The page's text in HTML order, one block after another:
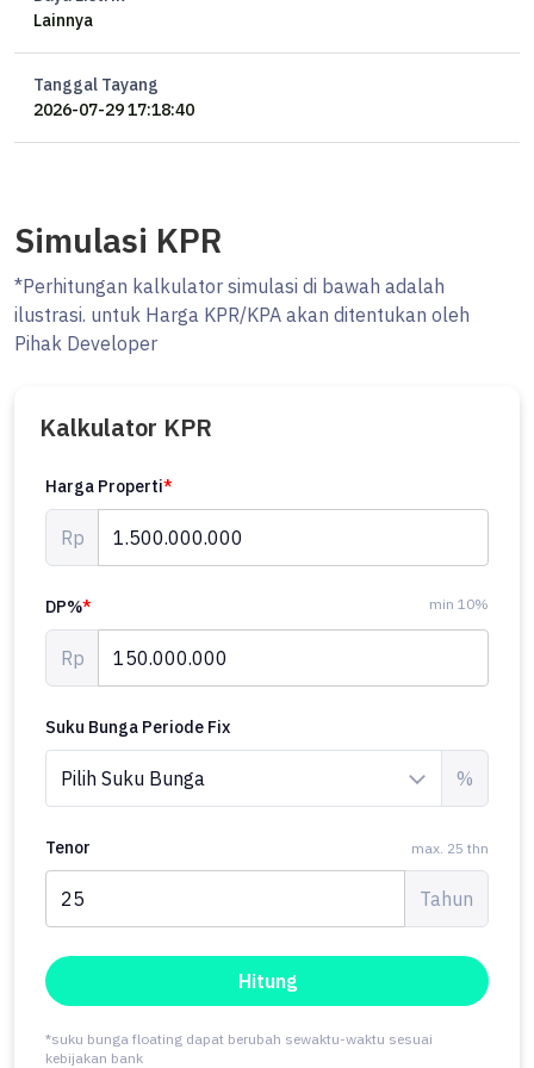
Lainnya
Tanggal Tayang
2026-07-29 17:18:40
Simulasi KPR
*Perhitungan kalkulator simulasi di bawah adalah
ilustrasi. untuk Harga KPR/KPA akan ditentukan oleh
Pihak Developer
Kalkulator KPR
Harga Properti*
Rp
DP%* min 10%
Rp
Suku Bunga Periode Fix
%
Tenor max. 25 thn
Tahun
Hitung
*suku bunga floating dapat berubah sewaktu-waktu sesuai
kebijakan bank